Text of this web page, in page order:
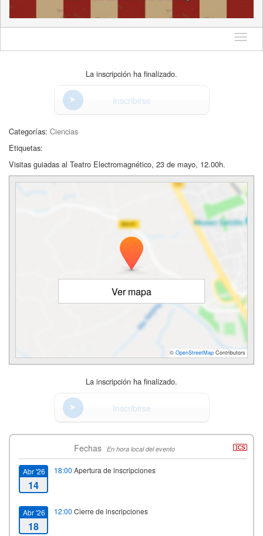
Idioma
La inscripción ha finalizado.
Inscribirse
Categorías: Ciencias
Etiquetas:
Visitas guiadas al Teatro Electromagnético, 23 de mayo, 12.00h.
Ver mapa
© OpenStreetMap Contributors
La inscripción ha finalizado.
Inscribirse
Fechas En hora local del evento
Abr '26
14
18:00 Apertura de inscripciones
Abr '26
18
12:00 Cierre de inscripciones